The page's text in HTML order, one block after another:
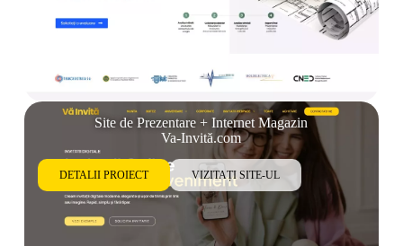
Site de Prezentare + Internet Magazin
Va-Invită.com
DETALII PROIECT VIZITAȚI SITE-UL